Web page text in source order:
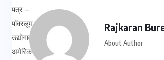
Rajkaran
About Author